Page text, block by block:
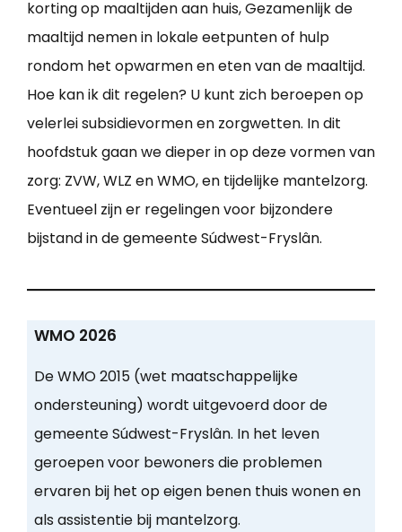
korting op maaltijden aan huis, Gezamenlijk de
maaltijd nemen in lokale eetpunten of hulp
rondom het opwarmen en eten van de maaltijd.
Hoe kan ik dit regelen? U kunt zich beroepen op
velerlei subsidievormen en zorgwetten. In dit
hoofdstuk gaan we dieper in op deze vormen van
zorg: ZVW, WLZ en WMO, en tijdelijke mantelzorg.
Eventueel zijn er regelingen voor bijzondere
bijstand in de gemeente Súdwest-Fryslân.
WMO 2026
De WMO 2015 (wet maatschappelijke
ondersteuning) wordt uitgevoerd door de
gemeente Súdwest-Fryslân. In het leven
geroepen voor bewoners die problemen
ervaren bij het op eigen benen thuis wonen en
als assistentie bij mantelzorg.